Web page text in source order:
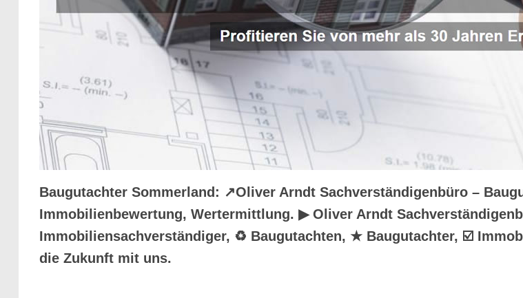
Baugutachter Sommerland: ↗️Oliver Arndt Sachverständigenbüro –
Immobilienbewertung, Wertermittlung. ▶︎ Oliver Arndt
Immobiliensachverständiger, ♻ Baugutachten, ★ Baugutachter, ☑️
die Zukunft mit uns.